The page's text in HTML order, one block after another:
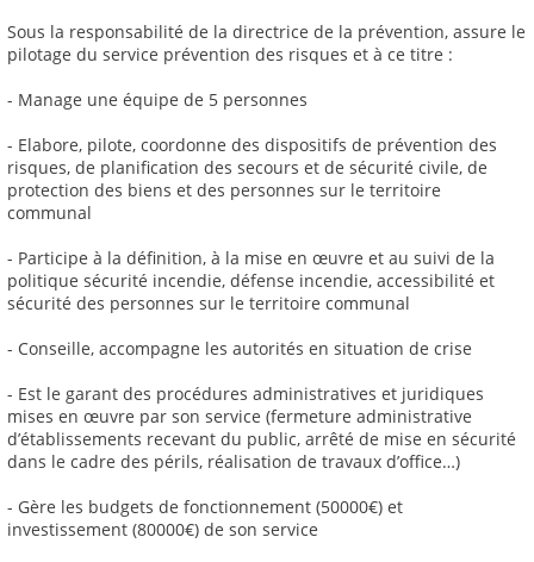
Sous la responsabilité de la directrice de la prévention, assure le
pilotage du service prévention des risques et à ce titre :
- Manage une équipe de 5 personnes
- Elabore, pilote, coordonne des dispositifs de prévention des
risques, de planification des secours et de sécurité civile, de
protection des biens et des personnes sur le territoire
communal
- Participe à la définition, à la mise en œuvre et au suivi de la
politique sécurité incendie, défense incendie, accessibilité et
sécurité des personnes sur le territoire communal
- Conseille, accompagne les autorités en situation de crise
- Est le garant des procédures administratives et juridiques
mises en œuvre par son service (fermeture administrative
d’établissements recevant du public, arrêté de mise en sécurité
dans le cadre des périls, réalisation de travaux d’office…)
- Gère les budgets de fonctionnement (50000€) et
investissement (80000€) de son service